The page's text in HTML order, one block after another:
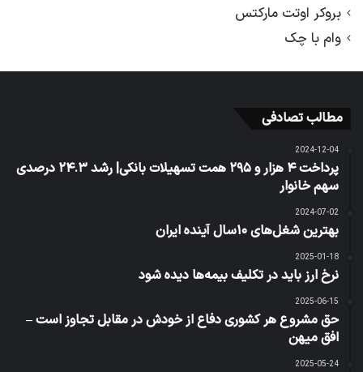
بروکر اوتت مارکتس
وام با چک
مطالب تصادفی
2024-12-04
پرداخت ۴ هزار و ۲۹۵ همت تسهیلات بانکی| رشد ۲۴.۳ درصدی
سهم خانوار
2024-07-02
بهترین شغل‌های ۱۰سال آینده ایران
2025-01-18
نرخ ارز باید در تکلیف بیمه‌ها دیده شود
2025-06-15
حق مشروع هر کشوری دفاع از خودش در مقابل تجاوز است –
افق میهن
2025-05-24